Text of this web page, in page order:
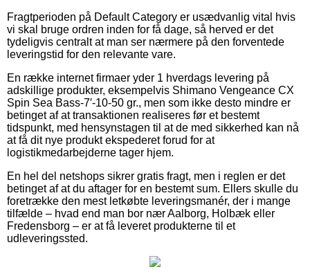
Fragtperioden på Default Category er usædvanlig vital hvis
vi skal bruge ordren inden for få dage, så herved er det
tydeligvis centralt at man ser nærmere på den forventede
leveringstid for den relevante vare.
En række internet firmaer yder 1 hverdags levering på
adskillige produkter, eksempelvis Shimano Vengeance CX
Spin Sea Bass-7′-10-50 gr., men som ikke desto mindre er
betinget af at transaktionen realiseres før et bestemt
tidspunkt, med hensynstagen til at de med sikkerhed kan nå
at få dit nye produkt ekspederet forud for at
logistikmedarbejderne tager hjem.
En hel del netshops sikrer gratis fragt, men i reglen er det
betinget af at du aftager for en bestemt sum. Ellers skulle du
foretrække den mest letkøbte leveringsmanér, der i mange
tilfælde – hvad end man bor nær Aalborg, Holbæk eller
Fredensborg – er at få leveret produkterne til et
udleveringssted.